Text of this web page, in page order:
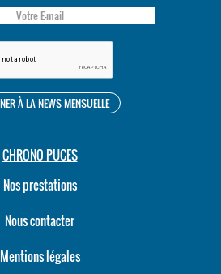
CHRONO PUCES
Nos prestations
Nous contacter
Mentions légales